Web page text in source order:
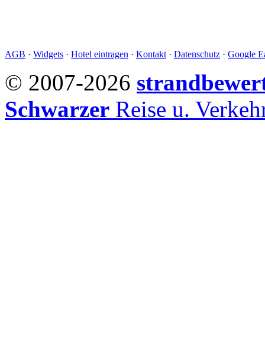
AGB · Widgets · Hotel eintragen · Kontakt · Datenschutz · Google
© 2007-2026
Schwarzer Reise u.